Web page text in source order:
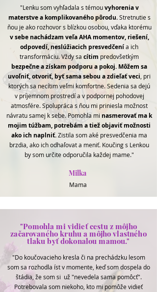
"Lenku som vyhľadala s témouvyhorenia v
materstve a komplikovaného pôrodu.Stretnutie s
ňou je ako rozhovor s blízkou osobou, vďaka ktorému
v sebe nachádzam veľa AHA momentov, riešení,
odpovedí, neslúžiacich presvedčenía ich
transformáciu. Vždy sa cítim predovšetkým
bezpečne a získam podporu a pokoj. Môžem sa
uvoľniť, otvoriť, byť sama sebou a zdieľať veci , pri
ktorých sa necítim veľmi komfortne. Sedenia sa dejú
v príjemnom prostredí a v podpornej pohodovej
atmosfére. Spolupráca s ňou mi priniesla možnost
návratu samej k sebe. Pomohla mi nasmerovať ma k
mojim túžbam, potrebám a tiež objaviť možnosti
ako ich naplniť.Zistila som aké presvedčenia ma
brzdia, ako ich odhaľovat a meniť. Koučing s Lenkou
by som určite odporučila každej mame."
Milka
Mama
"Pomohla mi vidieť cestu z môjho
začarovaného kruhu a môjho vlastného
tlaku byť dokonalou mamou."
"Do koučovacieho kresla či na prechádzku lesom
som sa rozhodla íst v momente, keď som dospela do
štádia, že som si už "nevedela sama pomôcť".
Potrebovala som niekoho, kto mi pomôže vidieť